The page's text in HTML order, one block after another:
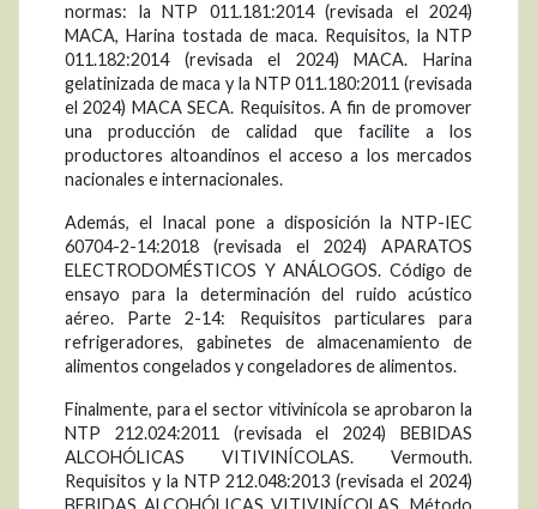
normas: la NTP 011.181:2014 (revisada el 2024)
MACA, Harina tostada de maca. Requisitos, la NTP
011.182:2014 (revisada el 2024) MACA. Harina
gelatinizada de maca y la NTP 011.180:2011 (revisada
el 2024) MACA SECA. Requisitos. A fin de promover
una producción de calidad que facilite a los
productores altoandinos el acceso a los mercados
nacionales e internacionales.
Además, el Inacal pone a disposición la NTP-IEC
60704-2-14:2018 (revisada el 2024) APARATOS
ELECTRODOMÉSTICOS Y ANÁLOGOS. Código de
ensayo para la determinación del ruido acústico
aéreo. Parte 2-14: Requisitos particulares para
refrigeradores, gabinetes de almacenamiento de
alimentos congelados y congeladores de alimentos.
Finalmente, para el sector vitivinícola se aprobaron la
NTP 212.024:2011 (revisada el 2024) BEBIDAS
ALCOHÓLICAS VITIVINÍCOLAS. Vermouth.
Requisitos y la NTP 212.048:2013 (revisada el 2024)